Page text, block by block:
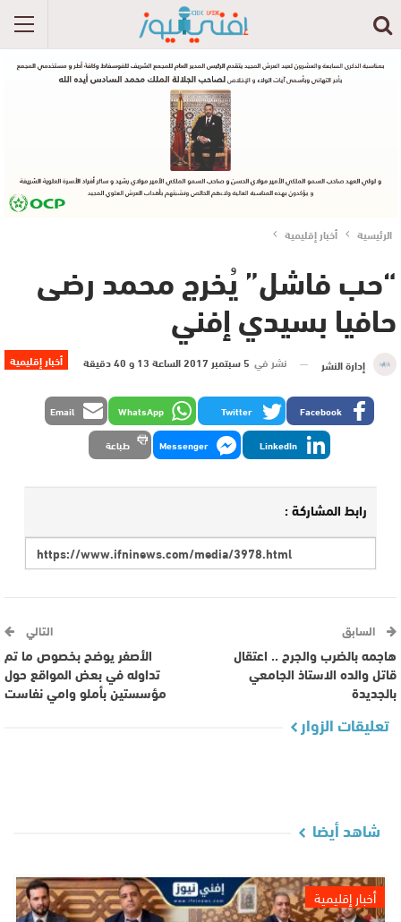
الرئيسية أخبار إقليمية
“حب فاشل” يُخرج محمد رضى
حافيا بسيدي إفني
أخبار إقليمية إدارة النشر نشر في 5 سبتمبر 2017 الساعة 13 و 40 دقيقة
Facebook
Twitter
WhatsApp
Email
LinkedIn
Messenger طباعة
رابط المشاركة :
السابق
هاجمه بالضرب والجرح .. اعتقال
قاتل والده الاستاذ الجامعي
بالجديدة
التالي
الأصفر يوضح بخصوص ما تم
تداوله في بعض المواقع حول
مؤسستين بأملو وامي نفاست
تعليقات الزوار
شاهد أيضا
أخبار إقليمية